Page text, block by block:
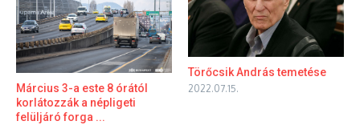
Március 3-a este 8 órától
korlátozzák a népligeti
felüljáró forga ...
Törőcsik András temetése
2022.07.15.